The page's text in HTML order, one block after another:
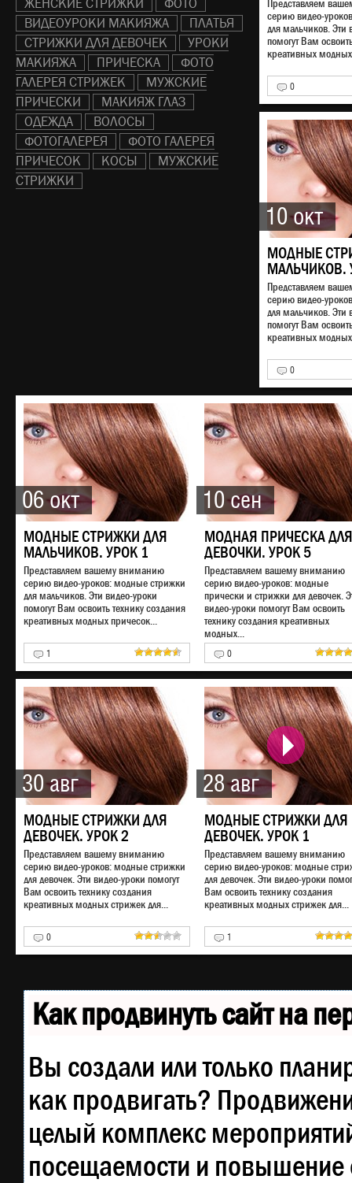
ЖЕНСКИЕ СТРИЖКИ
ФОТО
ВИДЕОУРОКИ МАКИЯЖА
ПЛАТЬЯ
СТРИЖКИ ДЛЯ ДЕВОЧЕК
УРОКИ
МАКИЯЖА
ПРИЧЕСКА
ФОТО
ГАЛЕРЕЯ СТРИЖЕК
МУЖСКИЕ
ПРИЧЕСКИ
МАКИЯЖ ГЛАЗ
ОДЕЖДА
ВОЛОСЫ
ФОТОГАЛЕРЕЯ
ФОТО ГАЛЕРЕЯ
ПРИЧЕСОК
КОСЫ
МУЖСКИЕ
СТРИЖКИ
Представляем
серию видео-
для мальчиков. Эти
помогут Вам
креативных
0
10 окт
МОДНЫЕ
МАЛЬЧИКОВ.
Представляем
серию видео-
для мальчиков. Эти
помогут Вам
креативных
0
06 окт
МОДНЫЕ СТРИЖКИ ДЛЯ
МАЛЬЧИКОВ. УРОК 1
Представляем вашему вниманию
серию видео-уроков: модные стрижки
для мальчиков. Эти видео-уроки
помогут Вам освоить технику создания
креативных модных причесок...
1
10 сен
МОДНАЯ ПРИЧЕСКА ДЛЯ
ДЕВОЧКИ. УРОК 5
Представляем вашему вниманию
серию видео-уроков: модные
прически и стрижки для девочек.
видео-уроки помогут Вам освоить
технику создания креативных
модных...
0
30 авг
МОДНЫЕ СТРИЖКИ ДЛЯ
ДЕВОЧЕК. УРОК 2
Представляем вашему вниманию
серию видео-уроков: модные стрижки
для девочек. Эти видео-уроки помогут
Вам освоить технику создания
креативных модных стрижек для...
0
28 авг
МОДНЫЕ СТРИЖКИ ДЛЯ
ДЕВОЧЕК. УРОК 1
Представляем вашему вниманию
серию видео-уроков: модные
для девочек. Эти видео-уроки
Вам освоить технику создания
креативных модных стрижек для...
1
Как продвинуть сайт на
Вы создали или только
как продвигать?
целый комплекс
посещаемости и повышение